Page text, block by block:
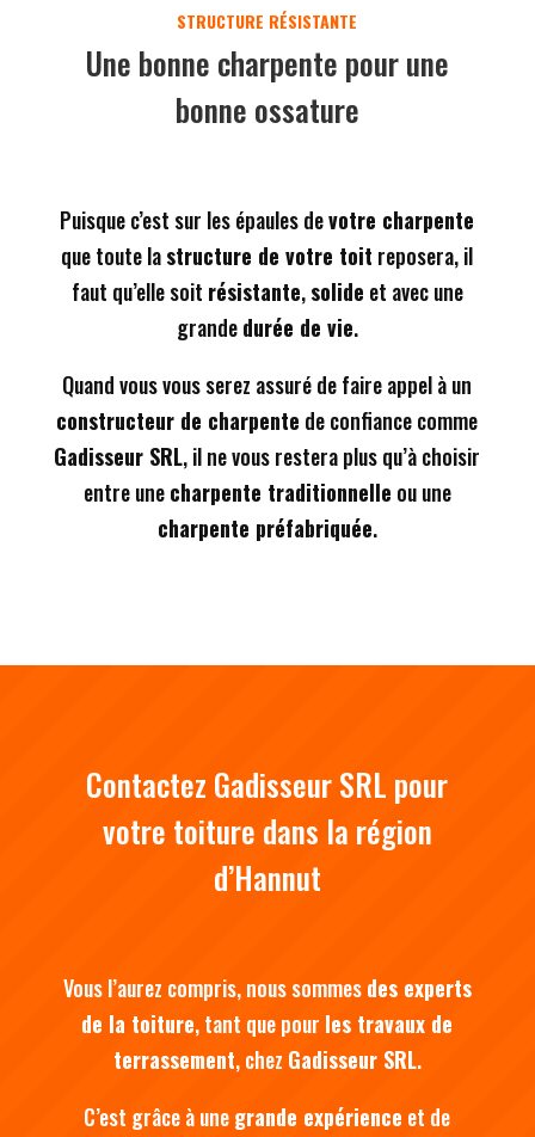
Une bonne charpente pour une
bonne ossature
Puisque c’est sur les épaules devotre charpente
que toute lastructure de votre toit reposera, il
faut qu’elle soit résistante,solide et avec une
grandedurée de vie.
Quand vous vous serez assuré de faire appel à un
constructeur de charpente de confiance comme
Gadisseur SRL, il ne vous restera plus qu’à choisir
entre unecharpente traditionnelle ou une
charpente préfabriquée.
Contactez Gadisseur SRL pour
votre toiture dans la région
d’Hannut
Vous l’aurez compris, nous sommesdes experts
de la toiture, tant que pour les travaux de
terrassement, chez Gadisseur SRL.
C’est grâce à unegrande expérience et de